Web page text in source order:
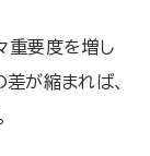
重要度を増し
が縮まれば、